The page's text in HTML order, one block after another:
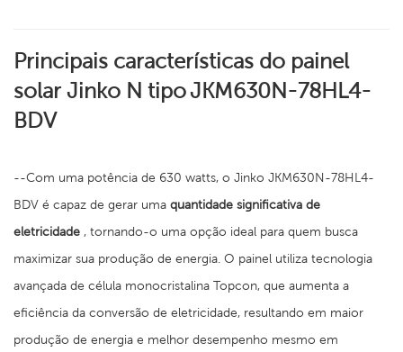
Principais características do painel
solar Jinko N tipoJKM630N-78HL4-
BDV
--Com uma potência de 630 watts, o Jinko JKM630N-78HL4-
BDV é capaz de gerar uma quantidade significativa de
eletricidade , tornando-o uma opção ideal para quem busca
maximizar sua produção de energia. O painel utiliza tecnologia
avançada de célula monocristalina Topcon, que aumenta a
eficiência da conversão de eletricidade, resultando em maior
produção de energia e melhor desempenho mesmo em